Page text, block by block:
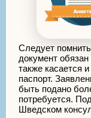
Следует
документ
также касается
паспорт.
быть подано
потребуется.
Шведском